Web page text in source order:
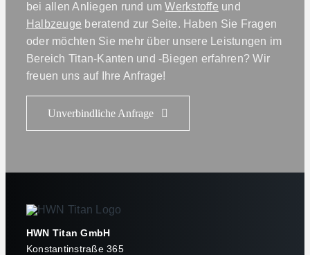
bei allen Anliegen rund umWerkstoffe und
Halbzeuge beratend zur Seite. Haben Sie Fragen
oder möchten Sie mehr über unsere Leistungen im
Bereich Titan-Kanten und -Biegen erfahren? Wir
freuen uns auf Ihre Anfrage!
Unverbindliche Anfrage
HWN Titan GmbH
Konstantinstraße 365